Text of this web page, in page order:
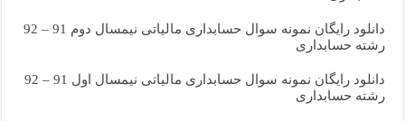
دانلود رایگان نمونه سوال حسابداری مالیاتی نیمسال دوم 91 – 92
رشته حسابداری
دانلود رایگان نمونه سوال حسابداری مالیاتی نیمسال اول 91 – 92
رشته حسابداری